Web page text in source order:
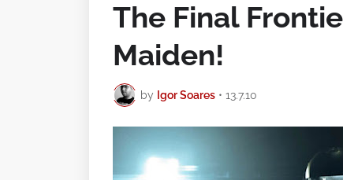
The Final
Maiden!
by Igor Soares • 13.7.10